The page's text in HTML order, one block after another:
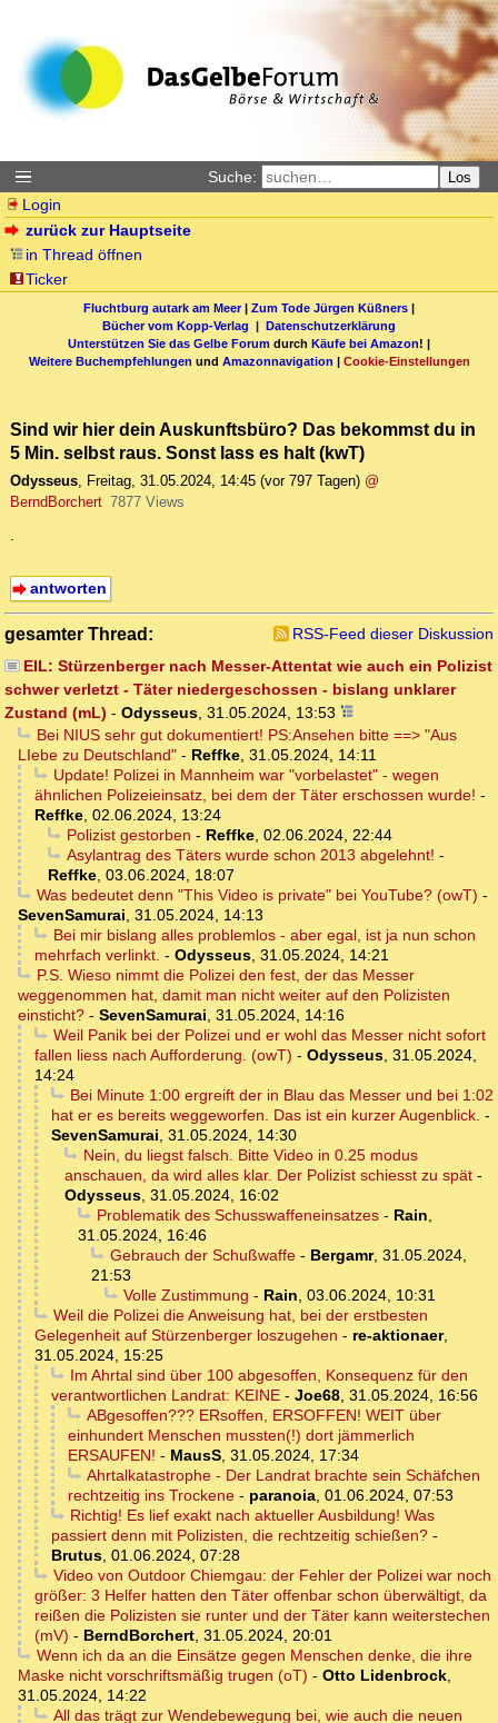
Suche: Los
Login
zurück zur Hauptseite
in Thread öffnen
Ticker
Fluchtburg autark am Meer| Zum Tode Jürgen Küßners |
Bücher vom Kopp-Verlag | Datenschutzerklärung
Unterstützen Sie das Gelbe Forum durch Käufe bei Amazon! |
Weitere Buchempfehlungen und Amazonnavigation | Cookie-Einstellungen
Sind wir hier dein Auskunftsbüro? Das bekommst du in
5 Min. selbst raus. Sonst lass es halt (kwT)
Odysseus, Freitag, 31.05.2024, 14:45 (vor 797 Tagen) @
BerndBorchert 7877 Views
.
antworten
gesamter Thread:
RSS-Feed dieser Diskussion
EIL: Stürzenberger nach Messer-Attentat wie auch ein Polizist
schwer verletzt - Täter niedergeschossen - bislang unklarer
Zustand (mL) - Odysseus, 31.05.2024, 13:53
Bei NIUS sehr gut dokumentiert! PS:Ansehen bitte ==> "Aus
LIebe zu Deutschland" - Reffke, 31.05.2024, 14:11
Update! Polizei in Mannheim war "vorbelastet" - wegen
ähnlichen Polizeieinsatz, bei dem der Täter erschossen wurde! -
Reffke, 02.06.2024, 13:24
Polizist gestorben - Reffke, 02.06.2024, 22:44
Asylantrag des Täters wurde schon 2013 abgelehnt! -
Reffke, 03.06.2024, 18:07
Was bedeutet denn "This Video is private" bei YouTube? (owT) -
SevenSamurai, 31.05.2024, 14:13
Bei mir bislang alles problemlos - aber egal, ist ja nun schon
mehrfach verlinkt. - Odysseus, 31.05.2024, 14:21
P.S. Wieso nimmt die Polizei den fest, der das Messer
weggenommen hat, damit man nicht weiter auf den Polizisten
einsticht? - SevenSamurai, 31.05.2024, 14:16
Weil Panik bei der Polizei und er wohl das Messer nicht sofort
fallen liess nach Aufforderung. (owT) - Odysseus, 31.05.2024,
14:24
Bei Minute 1:00 ergreift der in Blau das Messer und bei 1:02
hat er es bereits weggeworfen. Das ist ein kurzer Augenblick. -
SevenSamurai, 31.05.2024, 14:30
Nein, du liegst falsch. Bitte Video in 0.25 modus
anschauen, da wird alles klar. Der Polizist schiesst zu spät -
Odysseus, 31.05.2024, 16:02
Problematik des Schusswaffeneinsatzes- Rain,
31.05.2024, 16:46
Gebrauch der Schußwaffe- Bergamr, 31.05.2024,
21:53
Volle Zustimmung - Rain, 03.06.2024, 10:31
Weil die Polizei die Anweisung hat, bei der erstbesten
Gelegenheit auf Stürzenberger loszugehen - re-aktionaer,
31.05.2024, 15:25
Im Ahrtal sind über 100 abgesoffen, Konsequenz für den
verantwortlichen Landrat: KEINE - Joe68, 31.05.2024, 16:56
ABgesoffen??? ERsoffen, ERSOFFEN! WEIT über
einhundert Menschen mussten(!) dort jämmerlich
ERSAUFEN! - MausS, 31.05.2024, 17:34
Ahrtalkatastrophe - Der Landrat brachte sein Schäfchen
rechtzeitig ins Trockene - paranoia, 01.06.2024, 07:53
Richtig! Es lief exakt nach aktueller Ausbildung! Was
passiert denn mit Polizisten, die rechtzeitig schießen? -
Brutus, 01.06.2024, 07:28
Video von Outdoor Chiemgau: der Fehler der Polizei war noch
größer: 3 Helfer hatten den Täter offenbar schon überwältigt, da
reißen die Polizisten sie runter und der Täter kann weiterstechen
(mV) - BerndBorchert, 31.05.2024, 20:01
Wenn ich da an die Einsätze gegen Menschen denke, die ihre
Maske nicht vorschriftsmäßig trugen (oT) - Otto Lidenbrock,
31.05.2024, 14:22
All das trägt zur Wendebewegung bei, wie auch die neuen